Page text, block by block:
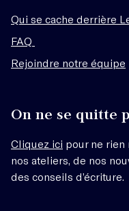
Qui se cache derrière
FAQ
Rejoindre notre équipe
On ne se quitte
Cliquez ici pour ne rien
nos ateliers, de nos
des conseils d’écriture.